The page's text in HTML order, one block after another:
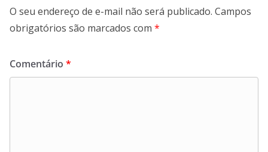
O seu endereço de e-mail não será publicado. Campos
obrigatórios são marcados com *
Comentário *